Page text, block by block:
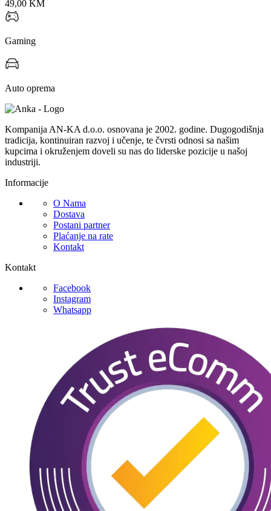
49,00 KM
Gaming
Auto oprema
Kompanija AN-KA d.o.o. osnovana je 2002. godine. Dugogodišnja
tradicija, kontinuiran razvoj i učenje, te čvrsti odnosi sa našim
kupcima i okruženjem doveli su nas do liderske pozicije u našoj
industriji.
Informacije
O Nama
Dostava
Postani partner
Plaćanje na rate
Kontakt
Kontakt
Facebook
Instagram
Whatsapp